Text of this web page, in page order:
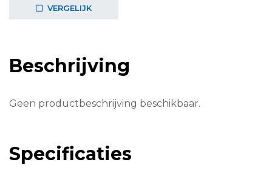
VERGELIJK
Beschrijving
Geen productbeschrijving beschikbaar.
Specificaties